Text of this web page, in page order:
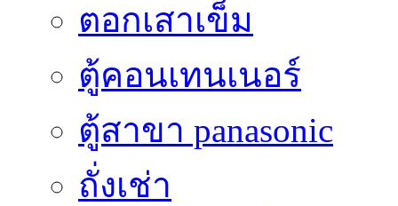
ตอกเสาเข็ม
ตู้คอนเทนเนอร์
ตู้สาขา panasonic
ถั่งเช่า